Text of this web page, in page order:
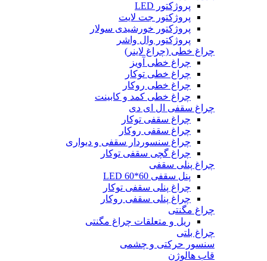
پروژکتور LED
پروژکتور جت لایت
پروژکتور خورشیدی سولار
پروژکتور وال واشر
چراغ خطی (چراغ لاینر)
چراغ خطی آویز
چراغ خطی توکار
چراغ خطی روکار
چراغ خطی کمد و کابینت
چراغ سقفی ال ای دی
چراغ سقفی توکار
چراغ سقفی روکار
چراغ سنسوردار سقفی و دیواری
چراغ گچی سقفی توکار
چراغ پنلی سقفی
پنل سقفی 60*60 LED
چراغ پنلی سقفی توکار
چراغ پنلی سقفی روکار
چراغ مگنتی
ریل و متعلقات چراغ مگنتی
چراغ بلتی
سنسور حرکتی و چشمی
قاب هالوژن